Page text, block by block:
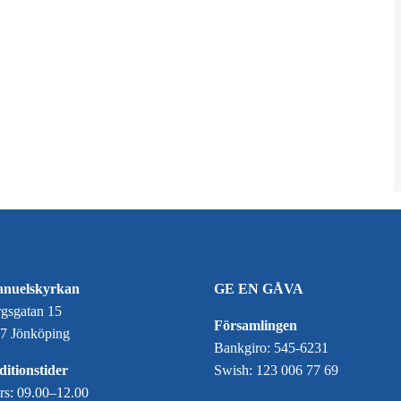
15
Jönköping
09.00–12.00
GE EN GÅVA
Församlingen
Bankgiro: 545-6231
Swish: 123 006 77 69